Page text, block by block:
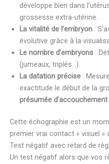
développe bien dans
grossesse extra-utérine.
La vitalité de l’embryon :
évolutive grâce à la
Le nombre d’embryons :
(jumeaux, triplés…).
La datation précise :
exactitude le début de la
présumée d’accouchement
Cette échographie est un
premier vrai contact « visuel »
Test négatif avec retard de
Un test négatif alors que vos